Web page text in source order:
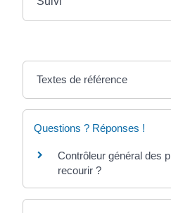
Textes de référence
Questions ? Réponses !
Contrôleur général des
recourir ?